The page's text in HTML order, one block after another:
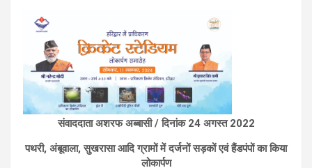
संवाददाता अशरफ अब्बासी / दिनांक 24 अगस्त 2022
पथरी, अंबूवाला, सुखरासा आदि ग्रामों में दर्जनों सड़कों एवं हैंडपंपों का किया
लोकार्पण